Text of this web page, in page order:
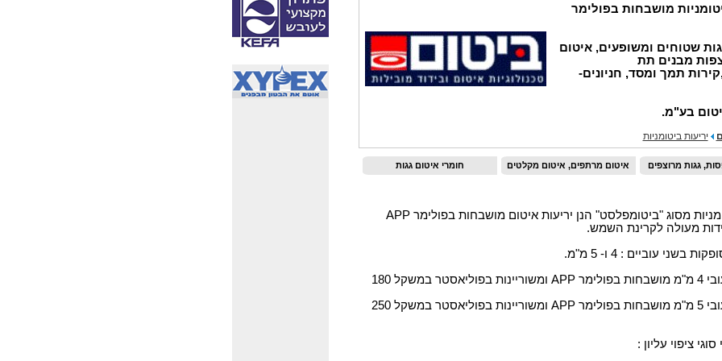
מושבחות בפולימר
שטוחים ומשופעים, איטום
מבנים תת
תמך ומסד, חניונים-
בע"מ.
יריעות ביטומניות
גגות מרוצפים איטום מרתפים, איטום מקלטים חומרי איטום גגות
יריעות ביטומניות מסוג "ביטומפלסט" הנן יריעות איטום מושבחות בפולימר APP
מעולה לקרינת השמש.
בשני עוביים : 4 ו- 5 מ"מ.
היריעות בעובי 4 מ"מ מושבחות בפולימר APP ומשוריינות בפוליאסטר במשקל 180
היריעות בעובי 5 מ"מ מושבחות בפולימר APP ומשוריינות בפוליאסטר במשקל 250
ציפוי עליון :